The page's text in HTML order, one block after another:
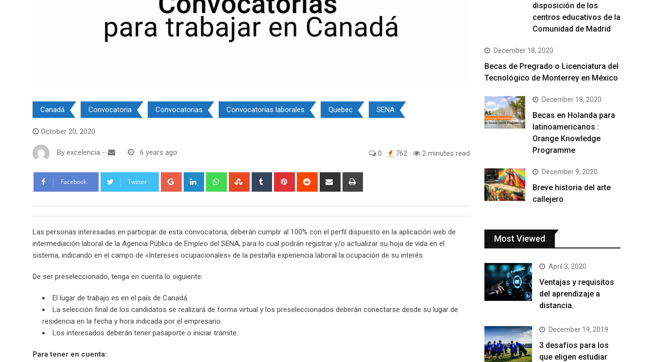
Canadá Convocatoria Convocatorias Convocatorias laborales Quebec SENA
October 20, 2020
By excelencia - 6 years ago 0 762 2 minutes read
Facebook Twitter Google+ LinkedIn WhatsappStumbleUpon
Tumblr Pinterest Reddit
Share
Las personas interesadas en participar de esta convocatoria, deberán cumplir al 100% con el perfil dispuesto en la aplicación web de
intermediación laboral de la Agencia Pública de Empleo del SENA, para lo cual podrán registrar y/o actualizar su hoja de vida en el
sistema, indicando en el campo de «Intereses ocupacionales» de la pestaña experiencia laboral la ocupación de su interés.
De ser preseleccionado, tenga en cuenta lo siguiente:
El lugar de trabajo es en el país de Canadá.
La selección final de los candidatos se realizará de forma virtual y los preseleccionados deberán conectarse desde su lugar de
residencia en la fecha y hora indicada por el empresario.
Los interesados deberán tener pasaporte o iniciar trámite.
Para tener en cuenta:
disposición de los
centros educativos de la
Comunidad de Madrid
December 18, 2020
Becas de Pregrado o Licenciatura del
Tecnológico de Monterrey en México
December 18, 2020
Becas en Holanda para
latinoamericanos :
Orange Knowledge
Programme
December 9, 2020
Breve historia del arte
callejero
Most Viewed
April 3, 2020
Ventajas y requisitos
del aprendizaje a
distancia.
December 19, 2019
3 desafíos para los
que eligen estudiar